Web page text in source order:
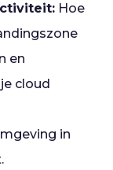
Hoe
en
cloud
in